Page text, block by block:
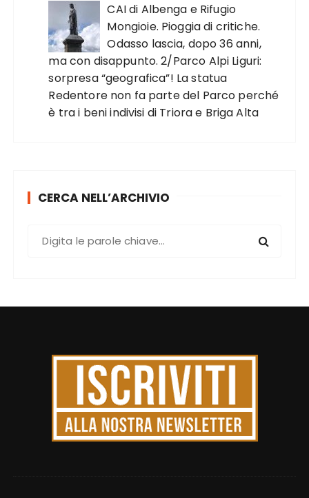
CAI di Albenga e Rifugio
Mongioie. Pioggia di critiche.
Odasso lascia, dopo 36 anni,
ma con disappunto. 2/Parco Alpi Liguri:
sorpresa “geografica”! La statua
Redentore non fa parte del Parco perché
è tra i beni indivisi di Triora e Briga Alta
CERCA NELL’ARCHIVIO